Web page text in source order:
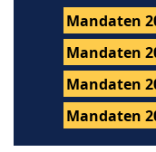
Mandaten
Mandaten
Mandaten
Mandaten